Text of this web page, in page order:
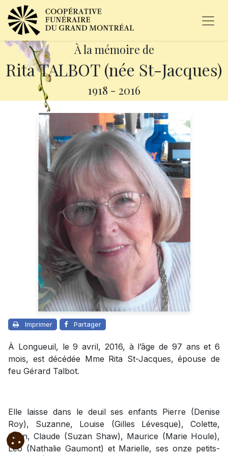
À la mémoire de
Rita TALBOT (née St-Jacques)
1918 - 2016
Imprimer Partager
À Longueuil, le 9 avril, 2016, à l’âge de 97 ans et 6
mois, est décédée Mme Rita St-Jacques, épouse de
feu Gérard Talbot.
Elle laisse dans le deuil ses enfants Pierre (Denise
Roy), Suzanne, Louise (Gilles Lévesque), Colette,
Jean, Claude (Suzan Shaw), Maurice (Marie Houle),
Léo (Nathalie Gaumont) et Marielle, ses onze petits-